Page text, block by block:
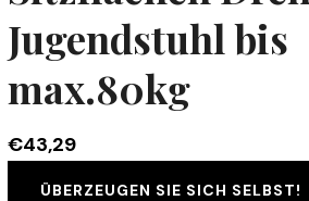
Jugendstuhl bis
max.80kg
€43,29
ÜBERZEUGEN SIE SICH SELBST!